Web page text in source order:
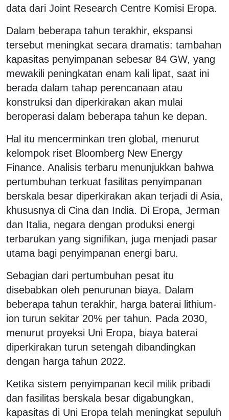
data dari Joint Research Centre Komisi Eropa.
Dalam beberapa tahun terakhir, ekspansi
tersebut meningkat secara dramatis: tambahan
kapasitas penyimpanan sebesar 84 GW, yang
mewakili peningkatan enam kali lipat, saat ini
berada dalam tahap perencanaan atau
konstruksi dan diperkirakan akan mulai
beroperasi dalam beberapa tahun ke depan.
Hal itu mencerminkan tren global, menurut
kelompok riset Bloomberg New Energy
Finance. Analisis terbaru menunjukkan bahwa
pertumbuhan terkuat fasilitas penyimpanan
berskala besar diperkirakan akan terjadi di Asia,
khususnya di Cina dan India. Di Eropa, Jerman
dan Italia, negara dengan produksi energi
terbarukan yang signifikan, juga menjadi pasar
utama bagi penyimpanan energi baru.
Sebagian dari pertumbuhan pesat itu
disebabkan oleh penurunan biaya. Dalam
beberapa tahun terakhir, harga baterai lithium-
ion turun sekitar 20% per tahun. Pada 2030,
menurut proyeksi Uni Eropa, biaya baterai
diperkirakan turun setengah dibandingkan
dengan harga tahun 2022.
Ketika sistem penyimpanan kecil milik pribadi
dan fasilitas berskala besar digabungkan,
kapasitas di Uni Eropa telah meningkat sepuluh